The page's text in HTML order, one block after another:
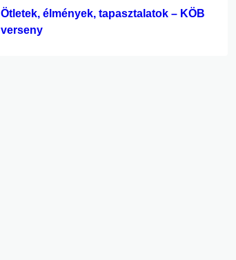
Ötletek, élmények, tapasztalatok – KÖB
verseny